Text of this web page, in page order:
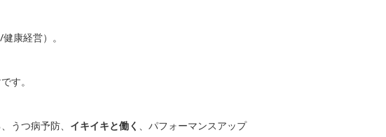
康経営）。
す。
うつ病予防、 イキイキと働く 、パフォーマンスアップ